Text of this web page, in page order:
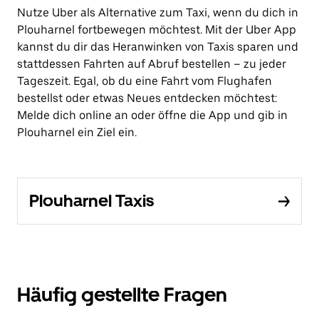
Nutze Uber als Alternative zum Taxi, wenn du dich in
Plouharnel fortbewegen möchtest. Mit der Uber App
kannst du dir das Heranwinken von Taxis sparen und
stattdessen Fahrten auf Abruf bestellen – zu jeder
Tageszeit. Egal, ob du eine Fahrt vom Flughafen
bestellst oder etwas Neues entdecken möchtest:
Melde dich online an oder öffne die App und gib in
Plouharnel ein Ziel ein.
Plouharnel Taxis
Häufig gestellte Fragen